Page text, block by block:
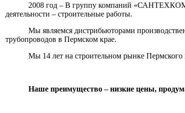
2008 год – В группу компаний
деятельности – строительные работы.
Мы являемся дистрибьюторами
трубопроводов в Пермском крае.
Мы 14 лет на строительном рынке Пермского
Наше преимущество – низкие цены,